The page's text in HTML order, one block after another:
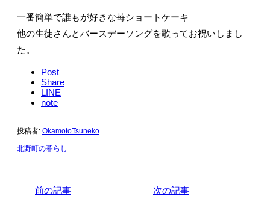
一番簡単で誰もが好きな苺ショートケーキ
他の生徒さんとバースデーソングを歌ってお祝いしまし
た。
Post
Share
LINE
note
投稿者: OkamotoTsuneko
北野町の暮らし
前の記事 次の記事